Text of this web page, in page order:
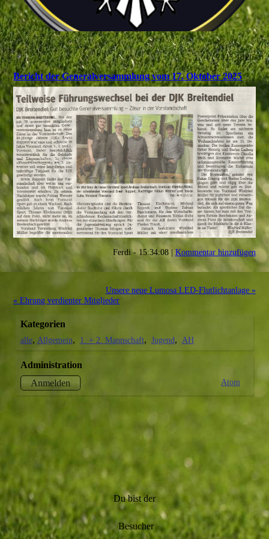
2025-10-25
Bericht der Generalversammlung vom 17. Oktober 2025
Ferdi - 15:34:08 | Kommentar hinzufügen
Unsere neue Lumosa LED-Flutlichtanlage »
« Ehrung verdienter Mitglieder
Kategorien
alle Allgemein 1. + 2. Mannschaft Jugend AH
Administration
Anmelden
Atom
Du bist der
Besucher